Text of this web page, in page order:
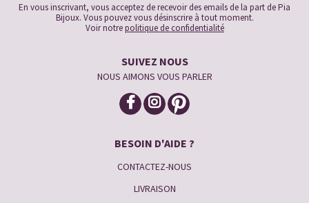
En vous inscrivant, vous acceptez de recevoir des emails de la part de Pia
Bijoux. Vous pouvez vous désinscrire à tout moment.
Voir notrepolitique de confidentialité
SUIVEZ NOUS
NOUS AIMONS VOUS PARLER
BESOIN D'AIDE ?
CONTACTEZ-NOUS
LIVRAISON